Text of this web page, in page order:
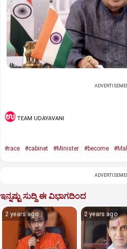
TEAM UDAYAVANI
#race #cabinet #Minister #become
ಇನ್ನಷ್ಟು ಸುದ್ದಿ ಈ ವಿಭಾಗದಿಂದ
2 years ago 2 years ago